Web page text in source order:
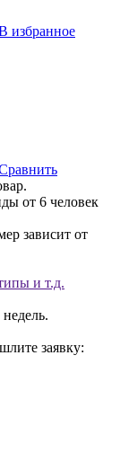
избранное
от 6 человек
зависит от
и т.д.
заявку: